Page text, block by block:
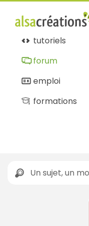
tutoriels
forum
emploi
formations